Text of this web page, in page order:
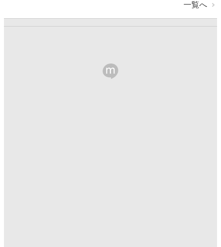
一覧へ